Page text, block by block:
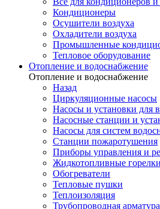
Кондиционеры
Осушители воздуха
Охладители воздуха
Промышленные
Тепловое оборудование
Отопление и водоснабжение
Отопление и водоснабжение
Назад
Циркуляционные насосы
Насосы и установки для
Насосные станции и
Насосы для систем
Станции пожаротушения
Приборы управления и
Жидкотопливные горелки
Обогреватели
Тепловые пушки
Теплоизоляция
Трубопроводная арматура